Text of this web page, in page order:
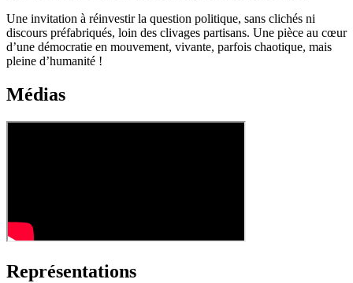
Une invitation à réinvestir la question politique, sans clichés ni
discours préfabriqués, loin des clivages partisans. Une pièce au cœur
d’une démocratie en mouvement, vivante, parfois chaotique, mais
pleine d’humanité !
Médias
Représentations